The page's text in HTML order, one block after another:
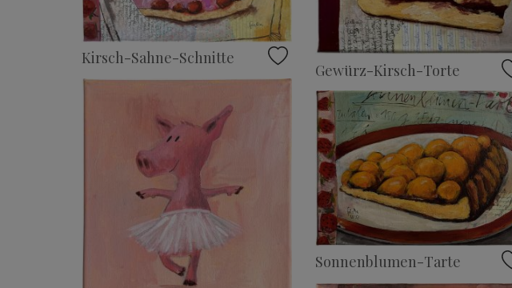
Kirsch-Sahne-Schnitte
Gewürz-Kirsch-Torte
Sonnenblumen-Tarte